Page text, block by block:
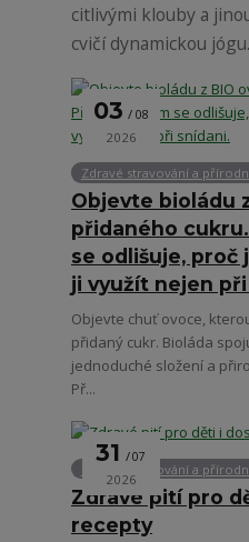
citlivými klouby a
cvičí dynamickou jógu.
03 08
2026
Zdravé stravování a
Objevte bioládu
přidaného
se odlišuje, proč
ji využít nejen
Objevte chuť ovoce,
přidaný cukr. Bioláda
jednoduché složení a
Př...
31 07
2026
Zdravé stravování a
Zdravé pití pro
recepty